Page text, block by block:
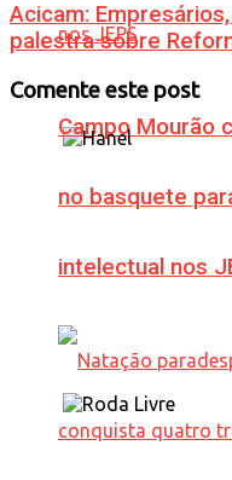
Campo Mourão
no basquete
intelectual nos
Acicam:
palestra sobre
Comente este post